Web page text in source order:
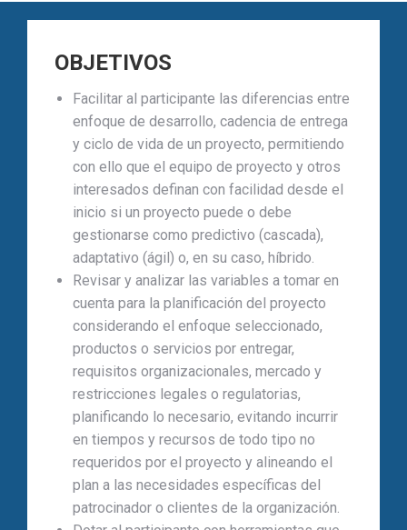
OBJETIVOS
Facilitar al participante las diferencias entre
enfoque de desarrollo, cadencia de entrega
y ciclo de vida de un proyecto, permitiendo
con ello que el equipo de proyecto y otros
interesados definan con facilidad desde el
inicio si un proyecto puede o debe
gestionarse como predictivo (cascada),
adaptativo (ágil) o, en su caso, híbrido.
Revisar y analizar las variables a tomar en
cuenta para la planificación del proyecto
considerando el enfoque seleccionado,
productos o servicios por entregar,
requisitos organizacionales, mercado y
restricciones legales o regulatorias,
planificando lo necesario, evitando incurrir
en tiempos y recursos de todo tipo no
requeridos por el proyecto y alineando el
plan a las necesidades específicas del
patrocinador o clientes de la organización.